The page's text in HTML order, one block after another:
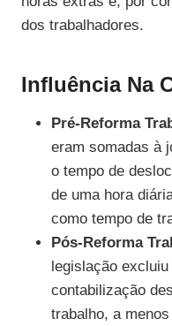
dos trabalhadores.
Influência Na
Pré-Reforma
eram somadas à
o tempo de
de uma hora
como tempo de
Pós-Reforma
legislação
contabilização
trabalho, a